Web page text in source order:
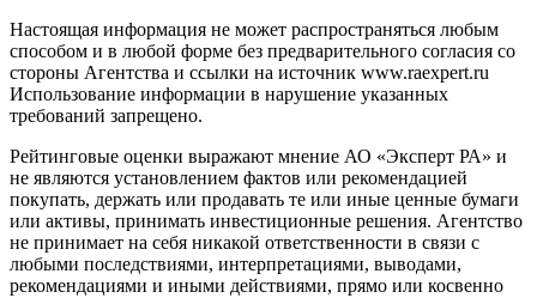
Настоящая информация не может распространяться любым
способом и в любой форме без предварительного согласия со
стороны Агентства и ссылки на источник www.raexpert.ru
Использование информации в нарушение указанных
требований запрещено.
Рейтинговые оценки выражают мнение АО «Эксперт РА» и
не являются установлением фактов или рекомендацией
покупать, держать или продавать те или иные ценные бумаги
или активы, принимать инвестиционные решения. Агентство
не принимает на себя никакой ответственности в связи с
любыми последствиями, интерпретациями, выводами,
рекомендациями и иными действиями, прямо или косвенно